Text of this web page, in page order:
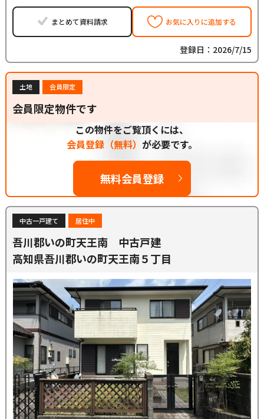
まとめて資料請求 お気に入りに追加する
登録日：2026/7/15
土地 会員限定
会員限定物件です
この物件をご覧頂くには、
会員登録（無料） が必要です。
無料会員登録
中古一戸建て 居住中
吾川郡いの町天王南 中古戸建
高知県吾川郡いの町天王南５丁目